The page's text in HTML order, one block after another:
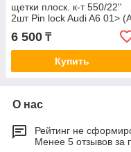
щетки плоск. к-т 550/22''
2шт Pin lock Audi A6 01> (A
6 500 ₸
Купить
О нас
Рейтинг не
Менее 5 отзывов за